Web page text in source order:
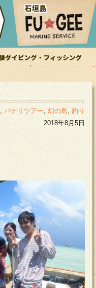
, パナリツアー, 幻の島, 釣り
2018年8月5日